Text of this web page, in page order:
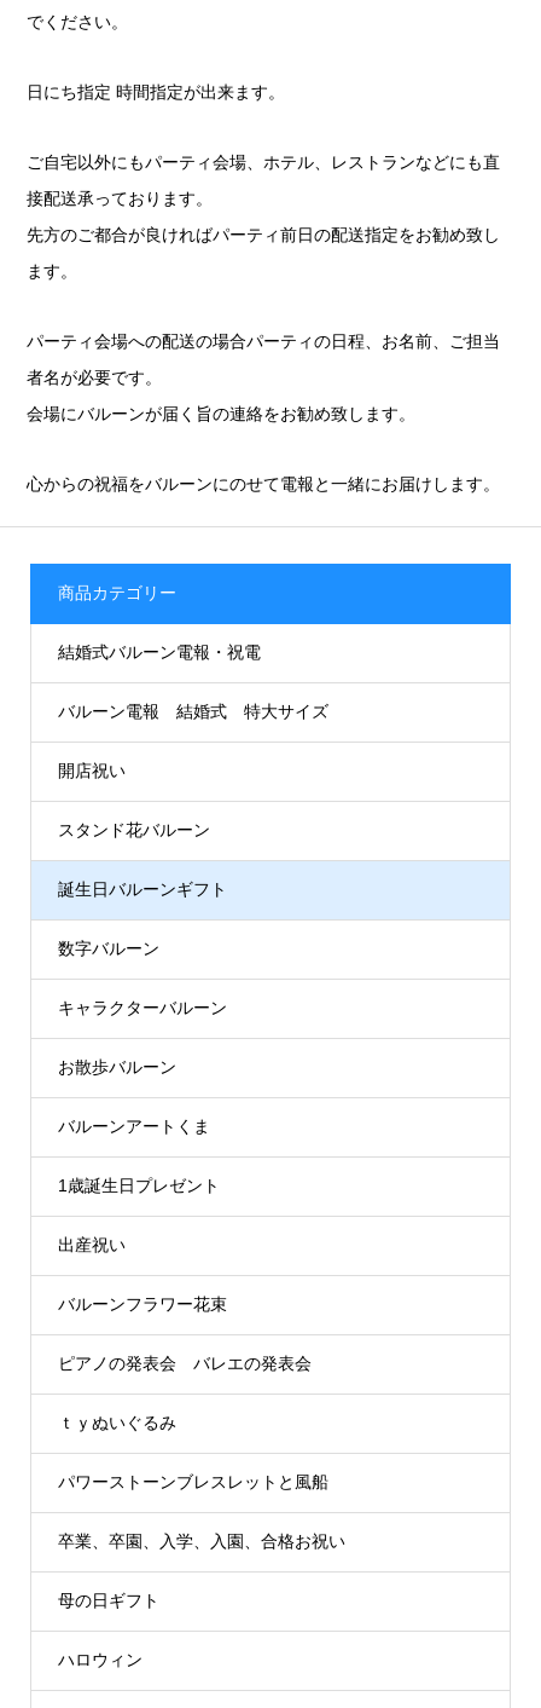
でください。
日にち指定 時間指定が出来ます。
ご自宅以外にもパーティ会場、ホテル、レストランなどにも直
接配送承っております。
先方のご都合が良ければパーティ前日の配送指定をお勧め致し
ます。
パーティ会場への配送の場合パーティの日程、お名前、ご担当
者名が必要です。
会場にバルーンが届く旨の連絡をお勧め致します。
心からの祝福をバルーンにのせて電報と一緒にお届けします。
商品カテゴリー
結婚式バルーン電報・祝電
バルーン電報 結婚式 特大サイズ
開店祝い
スタンド花バルーン
誕生日バルーンギフト
数字バルーン
キャラクターバルーン
お散歩バルーン
バルーンアートくま
1歳誕生日プレゼント
出産祝い
バルーンフラワー花束
ピアノの発表会 バレエの発表会
ｔｙぬいぐるみ
パワーストーンブレスレットと風船
卒業、卒園、入学、入園、合格お祝い
母の日ギフト
ハロウィン